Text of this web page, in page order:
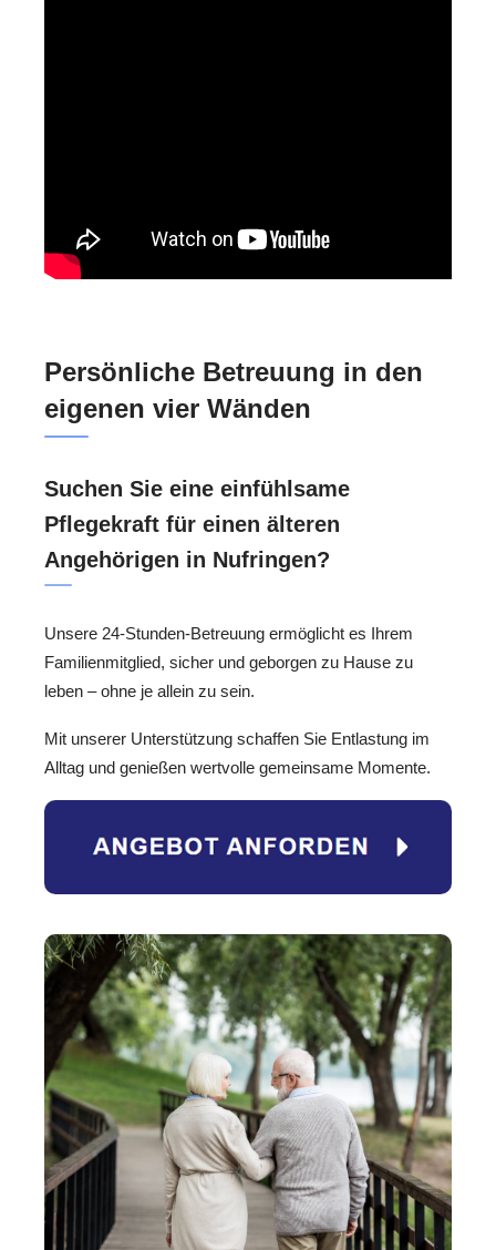
Persönliche Betreuung in den
eigenen vier Wänden
Suchen Sie eine einfühlsame
Pflegekraft für einen älteren
Angehörigen in Nufringen?
Unsere 24-Stunden-Betreuung ermöglicht es Ihrem
Familienmitglied, sicher und geborgen zu Hause zu
leben – ohne je allein zu sein.
Mit unserer Unterstützung schaffen Sie Entlastung im
Alltag und genießen wertvolle gemeinsame Momente.